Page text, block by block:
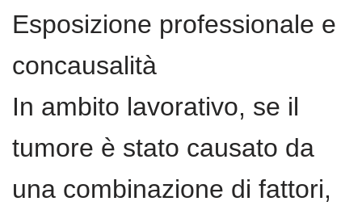
Esposizione professionale e
concausalità
In ambito lavorativo, se il
tumore è stato causato da
una combinazione di fattori,